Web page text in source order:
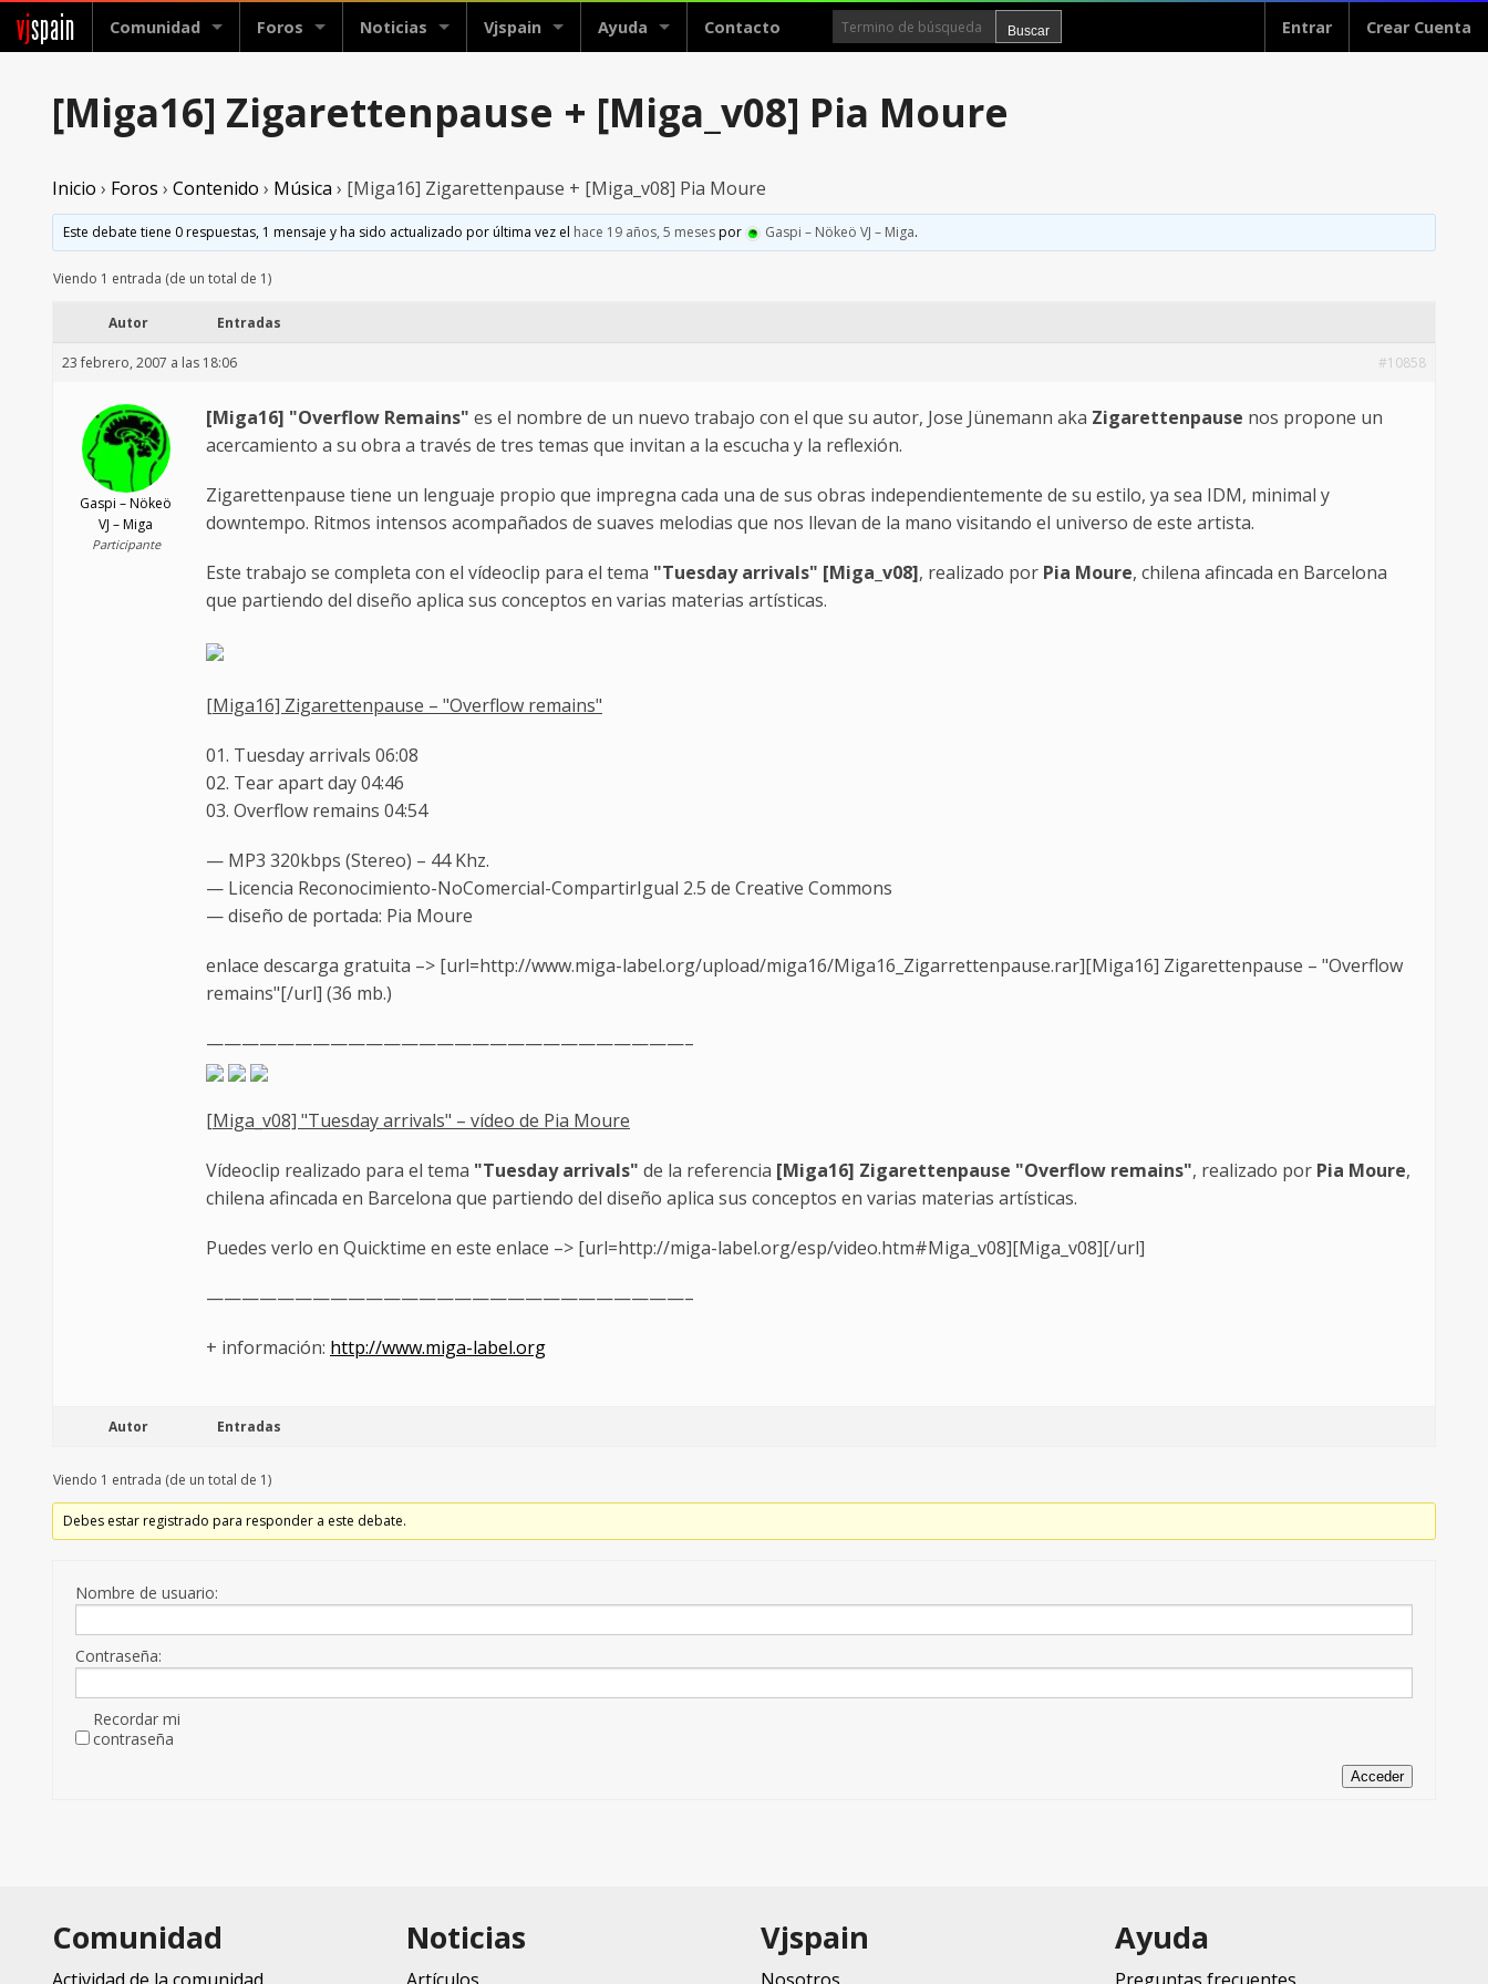
vjspain Comunidad Foros Noticias Vjspain Ayuda Contacto Entrar Crear Cuenta
[Miga16] Zigarettenpause + [Miga_v08] Pia Moure
Inicio › Foros › Contenido › Música › [Miga16] Zigarettenpause + [Miga_v08] Pia Moure
Este debate tiene 0 respuestas, 1 mensaje y ha sido actualizado por última vez el hace 19 años, 5 mesespor Gaspi – Nökeö VJ – Miga.
Viendo 1 entrada (de un total de 1)
Autor Entradas
23 febrero, 2007 a las 18:06 #10858
Gaspi – Nökeö
VJ – Miga
Participante
[Miga16] "Overflow Remains" es el nombre de un nuevo trabajo con el que su autor, Jose Jünemann aka Zigarettenpause nos propone un
acercamiento a su obra a través de tres temas que invitan a la escucha y la reflexión.
Zigarettenpause tiene un lenguaje propio que impregna cada una de sus obras independientemente de su estilo, ya sea IDM, minimal y
downtempo. Ritmos intensos acompañados de suaves melodias que nos llevan de la mano visitando el universo de este artista.
Este trabajo se completa con el vídeoclip para el tema "Tuesday arrivals" [Miga_v08], realizado por Pia Moure, chilena afincada en Barcelona
que partiendo del diseño aplica sus conceptos en varias materias artísticas.
[Miga16] Zigarettenpause – "Overflow remains"
01. Tuesday arrivals 06:08
02. Tear apart day 04:46
03. Overflow remains 04:54
— MP3 320kbps (Stereo) – 44 Khz.
— Licencia Reconocimiento-NoComercial-CompartirIgual 2.5 de Creative Commons
— diseño de portada: Pia Moure
enlace descarga gratuita –> [url=http://www.miga-label.org/upload/miga16/Miga16_Zigarrettenpause.rar][Miga16] Zigarettenpause – "Overflow
remains"[/url] (36 mb.)
———————————————————————————–
[Miga_v08] "Tuesday arrivals" – vídeo de Pia Moure
Vídeoclip realizado para el tema "Tuesday arrivals" de la referencia [Miga16] Zigarettenpause "Overflow remains", realizado por Pia Moure,
chilena afincada en Barcelona que partiendo del diseño aplica sus conceptos en varias materias artísticas.
Puedes verlo en Quicktime en este enlace –> [url=http://miga-label.org/esp/video.htm#Miga_v08][Miga_v08][/url]
———————————————————————————–
+ información: http://www.miga-label.org
Autor Entradas
Viendo 1 entrada (de un total de 1)
Debes estar registrado para responder a este debate.
Nombre de usuario:
Contraseña:
Recordar mi
contraseña
Acceder
Comunidad Noticias Vjspain Ayuda